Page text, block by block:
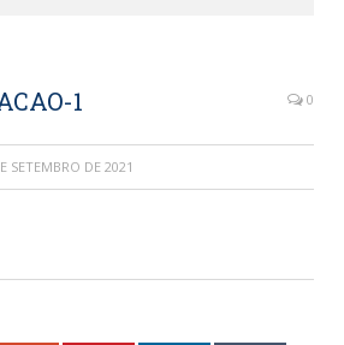
1 0
SETEMBRO DE 2021